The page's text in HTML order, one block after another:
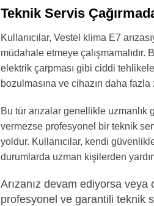
Teknik Servis
Kullanıcılar, Vestel klima E7
müdahale etmeye
elektrik çarpması gibi ciddi
bozulmasına ve cihazın daha
Bu tür arızalar genellikle
vermezse profesyonel bir teknik
yoldur. Kullanıcılar, kendi
durumlarda uzman kişilerden
Arızanız devam ediyorsa veya
profesyonel ve garantili teknik